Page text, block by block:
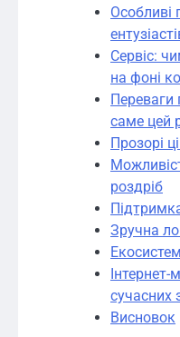
Особливі
Сервіс:
на фоні
Переваги
саме цей
Прозорі
роздріб
Зручна
сучасних
Висновок